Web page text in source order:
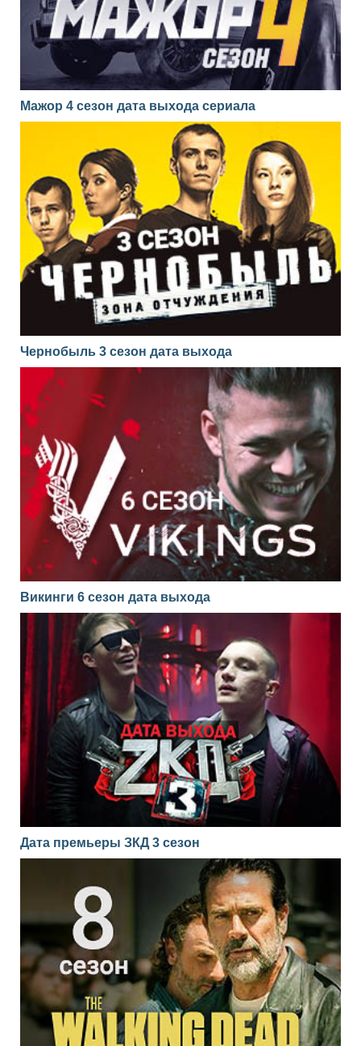
Мажор 4 сезон дата выхода сериала
Чернобыль 3 сезон дата выхода
Викинги 6 сезон дата выхода
Дата премьеры ЗКД 3 сезон